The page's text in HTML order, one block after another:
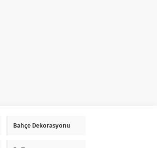
Bahçe Dekorasyonu